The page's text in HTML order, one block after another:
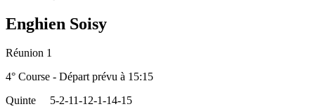
Enghien Soisy
Réunion 1
4° Course - Départ prévu à 15:15
Quinte
5-2-11-12-1-14-15